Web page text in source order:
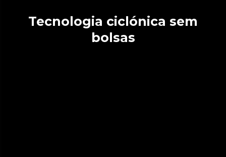
Tecnologia ciclónica sem
bolsas